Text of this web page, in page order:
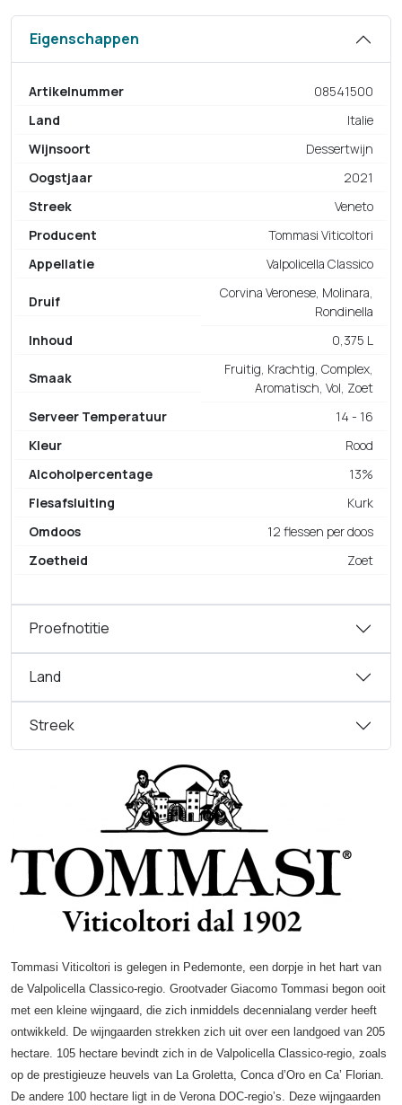
Eigenschappen
Artikelnummer
08541500
Land
Italie
Wijnsoort
Dessertwijn
Oogstjaar
2021
Streek
Veneto
Producent
Tommasi Viticoltori
Appellatie
Valpolicella Classico
Druif
Corvina Veronese, Molinara,
Rondinella
Inhoud
0,375 L
Smaak
Fruitig, Krachtig, Complex,
Aromatisch, Vol, Zoet
Serveer Temperatuur
14 - 16
Kleur
Rood
Alcoholpercentage
13%
Flesafsluiting
Kurk
Omdoos
12 flessen per doos
Zoetheid
Zoet
Proefnotitie
Land
Streek
Tommasi Viticoltori is gelegen in Pedemonte, een dorpje in het hart van
de Valpolicella Classico-regio. Grootvader Giacomo Tommasi begon ooit
met een kleine wijngaard, die zich inmiddels decennialang verder heeft
ontwikkeld. De wijngaarden strekken zich uit over een landgoed van 205
hectare. 105 hectare bevindt zich in de Valpolicella Classico-regio, zoals
op de prestigieuze heuvels van La Groletta, Conca d’Oro en Ca’ Florian.
De andere 100 hectare ligt in de Verona DOC-regio’s. Deze wijngaarden